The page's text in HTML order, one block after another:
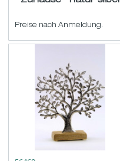
Preise nach Anmeldung.